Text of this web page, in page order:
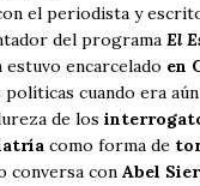
el periodista y
del programa El
estuvo encarcelado en
políticas cuando era
de los
como forma de
conversa con Abel